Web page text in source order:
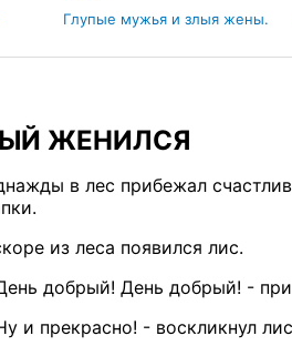
Глупые мужья и злыя жены.
ЖЕНИЛСЯ
в лес прибежал
из леса появился лис.
добрый! День добрый! -
и прекрасно! - воскликнул